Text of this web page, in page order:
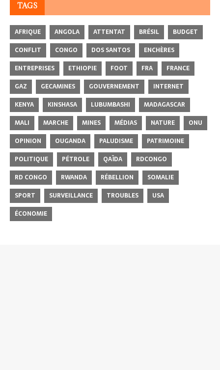
TAGS
AFRIQUE ANGOLA ATTENTAT BRÉSIL
BUDGET
CONFLIT
CONGO DOS SANTOS
ENCHÈRES
ENTREPRISES
ETHIOPIE FOOT FRA
FRANCE
GAZ
GECAMINES GOUVERNEMENT
INTERNET
KENYA
KINSHASA LUBUMBASHI
MADAGASCAR
MALI
MARCHE MINES MÉDIAS NATURE
ONU
OPINION
OUGANDA PALUDISME
PATRIMOINE
POLITIQUE
PÉTROLE QAÏDA
RDCONGO
RD CONGO
RWANDA RÉBELLION
SOMALIE
SPORT
SURVEILLANCE TROUBLES
USA
ÉCONOMIE